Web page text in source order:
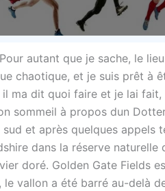
autant que je sache, le
chaotique, et je suis prêt à
ma dit quoi faire et je lai
sommeil à propos dun
et après quelques
dans la réserve
doré. Golden Gate Fields
le vallon a été barré au-delà